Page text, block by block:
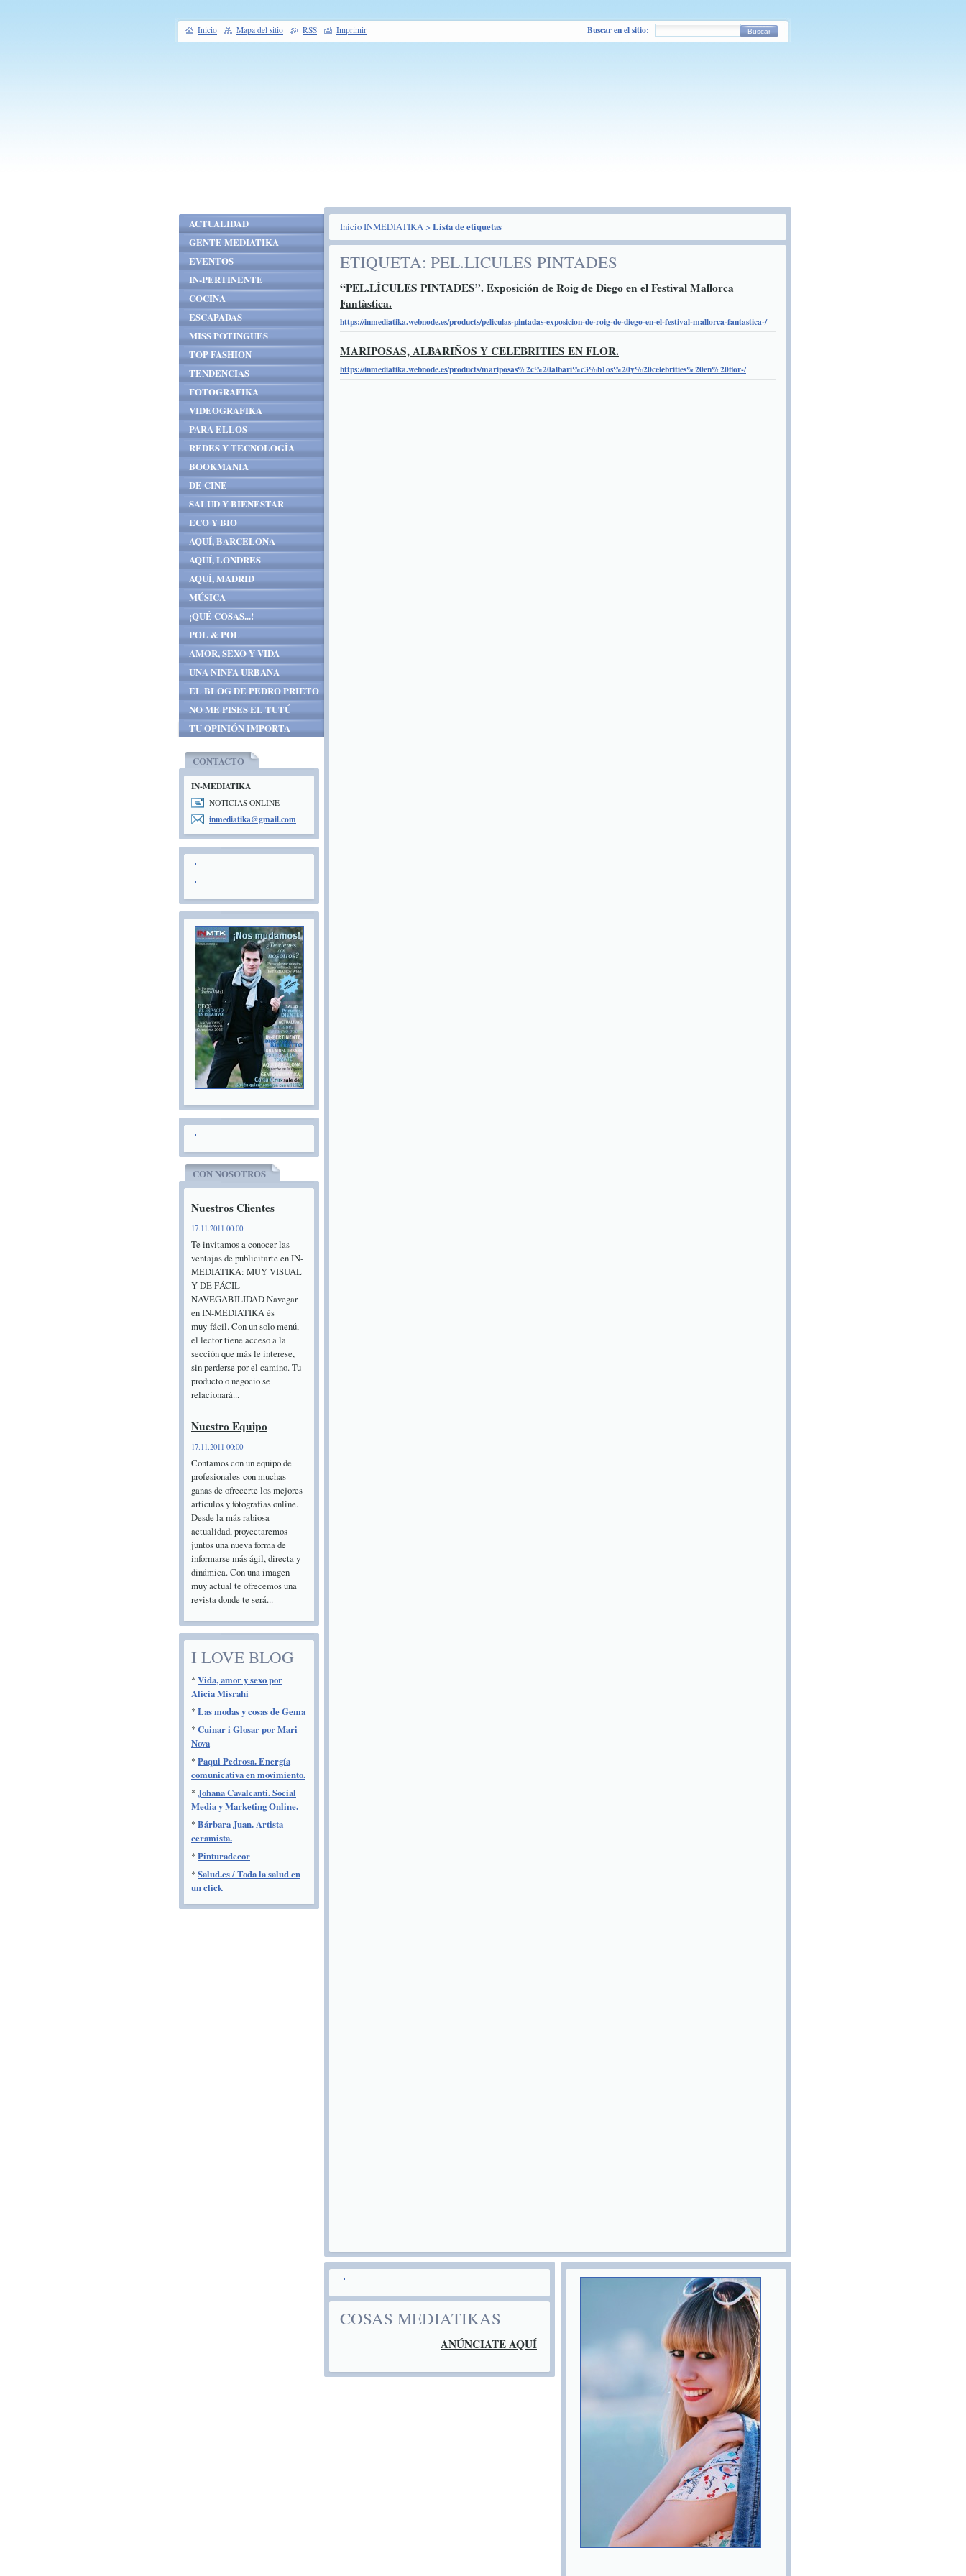
Inicio INMEDIATIKA> Lista de etiquetas
ETIQUETA: PEL.LICULES PINTADES
“PEL.LÍCULES PINTADES”. Exposición de Roig de Diego en el Festival Mallorca
Fantàstica.
https://inmediatika.webnode.es/products/peliculas-pintadas-exposicion-de-roig-de-diego-en-el-festival-mallorca-fantastica-/
MARIPOSAS, ALBARIÑOS Y CELEBRITIES EN FLOR.
https://inmediatika.webnode.es/products/mariposas%2c%20albari%c3%b1os%20y%20celebrities%20en%20flor-/
COSAS MEDIATIKAS
ANÚNCIATE AQUÍ
ACTUALIDAD
GENTE MEDIATIKA
EVENTOS
IN-PERTINENTE
COCINA
ESCAPADAS
MISS POTINGUES
TOP FASHION
TENDENCIAS
FOTOGRAFIKA
VIDEOGRAFIKA
PARA ELLOS
REDES Y TECNOLOGÍA
BOOKMANIA
DE CINE
SALUD Y BIENESTAR
ECO Y BIO
AQUÍ, BARCELONA
AQUÍ, LONDRES
AQUÍ, MADRID
MÚSICA
¡QUÉ COSAS...!
POL & POL
AMOR, SEXO Y VIDA
UNA NINFA URBANA
EL BLOG DE PEDRO PRIETO
NO ME PISES EL TUTÚ
TU OPINIÓN IMPORTA
CONTACTO
IN-MEDIATIKA
NOTICIAS ONLINE
inmediatika@gmail.com
CON NOSOTROS
Nuestros Clientes
17.11.2011 00:00
Te invitamos a conocer las
ventajas de publicitarte en IN-
MEDIATIKA: MUY VISUAL
Y DE FÁCIL
NAVEGABILIDAD Navegar
en IN-MEDIATIKA és
muy fácil. Con un solo menú,
el lector tiene acceso a la
sección que más le interese,
sin perderse por el camino. Tu
producto o negocio se
relacionará...
Nuestro Equipo
17.11.2011 00:00
Contamos con un equipo de
profesionales con muchas
ganas de ofrecerte los mejores
artículos y fotografías online.
Desde la más rabiosa
actualidad, proyectaremos
juntos una nueva forma de
informarse más ágil, directa y
dinámica. Con una imagen
muy actual te ofrecemos una
revista donde te será...
I LOVE BLOG
*Vida, amor y sexo por
Alicia Misrahi
*Las modas y cosas de Gema
*Cuinar i Glosar por Mari
Nova
*Paqui Pedrosa. Energía
comunicativa en movimiento.
*Johana Cavalcanti. Social
Media y Marketing Online.
*Bárbara Juan. Artista
ceramista.
*Pinturadecor
*Salud.es / Toda la salud en
un click
Inicio Mapa del sitio RSS Imprimir Buscar en el sitio: Buscar